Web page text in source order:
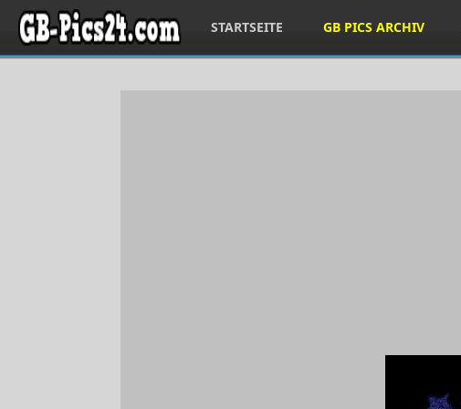
STARTSEITE GB PICS ARCHIV